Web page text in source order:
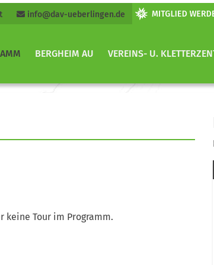
info@dav-ueberlingen.de
BERGHEIM AU VEREINS- U.
keine Tour im Programm.